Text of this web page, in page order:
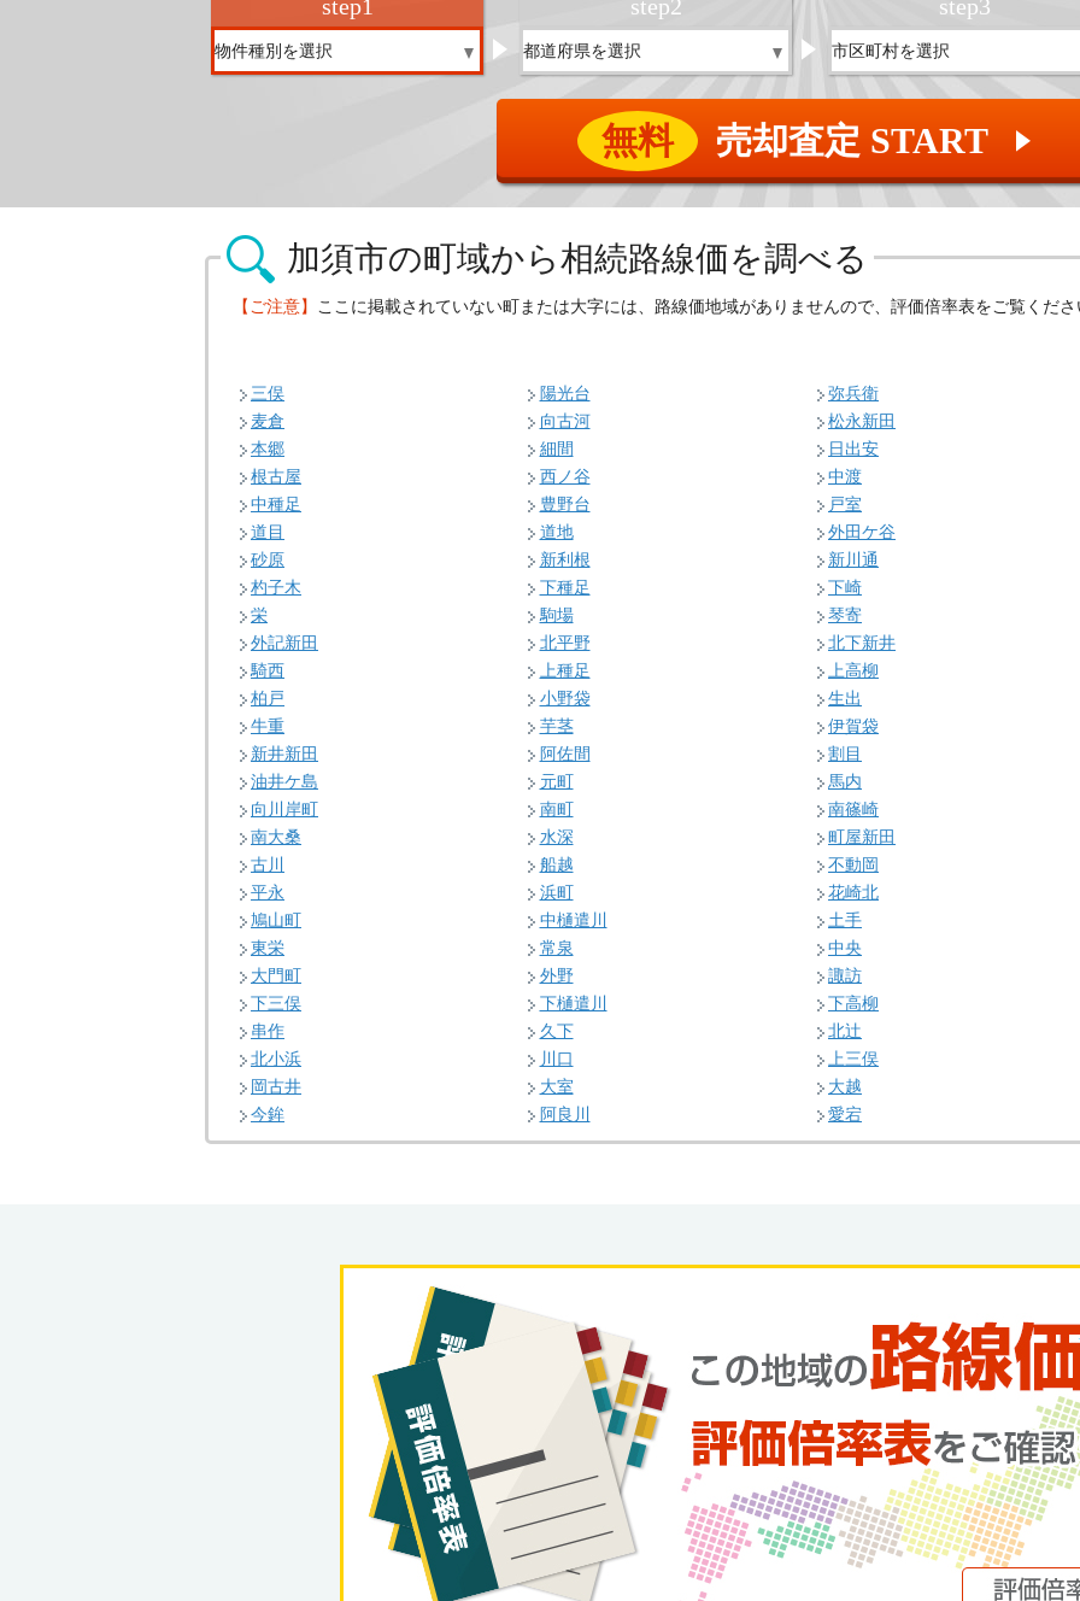
step1 step2 step3
無料 売却査定 START ▲
加須市の町域から相続路線価を調べる
【ご注意】 ここに掲載されていない町または大字には、路線価地域がありませんので、評価倍率表をご覧くださ
三俣 陽光台
弥兵衛
麦倉
向古河
松永新田
本郷
細間
日出安
根古屋
西ノ谷
中渡
中種足
豊野台
戸室
道目
道地
外田ケ谷
砂原
新利根
新川通
杓子木
下種足
下崎
栄
駒場
琴寄
外記新田
北平野
北下新井
騎西
上種足
上高柳
柏戸
小野袋
生出
牛重
芋茎
伊賀袋
新井新田
阿佐間
割目
油井ケ島
元町
馬内
向川岸町
南町
南篠崎
南大桑
水深
町屋新田
古川
船越
不動岡
平永
浜町
花崎北
鳩山町
中樋遣川
土手
東栄
常泉
中央
大門町
外野
諏訪
下三俣
下樋遣川
下高柳
串作
久下
北辻
北小浜
川口
上三俣
岡古井
大室
大越
今鉾
阿良川 愛宕